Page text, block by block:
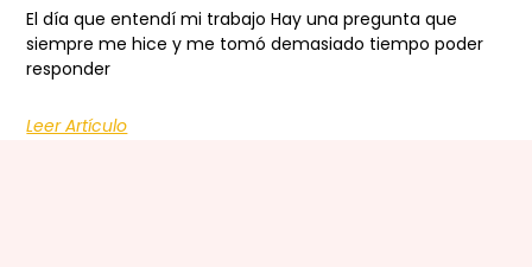
El día que entendí mi trabajo Hay una pregunta que
siempre me hice y me tomó demasiado tiempo poder
responder
Leer Artículo